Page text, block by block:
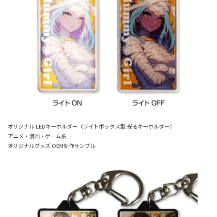
オリジナル LEDキーホルダー（ライトボックス型 光るキーホルダー）
アニメ・漫画・ゲーム系
オリジナルグッズ OEM制作サンプル